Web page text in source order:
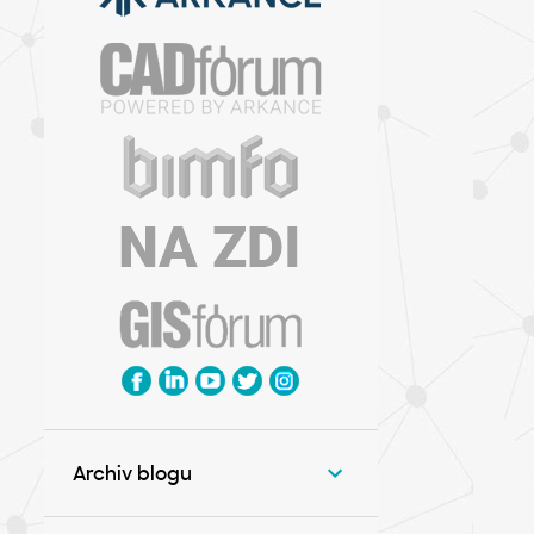
Archiv blogu